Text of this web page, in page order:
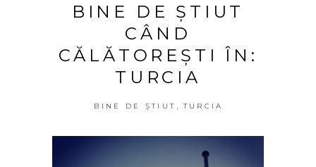
BINE DE ȘTIUT
CÂND
CĂLĂTOREȘTI ÎN:
TURCIA
BINE DE ȘTIUT TURCIA